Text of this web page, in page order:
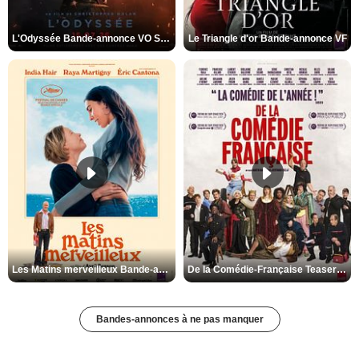
L'Odyssée Bande-annonce VO STFR Le Triangle d'or Bande-annonce VF
Les Matins merveilleux Bande-annonce VF De la Comédie-Française Teaser VF
Bandes-annonces à ne pas manquer